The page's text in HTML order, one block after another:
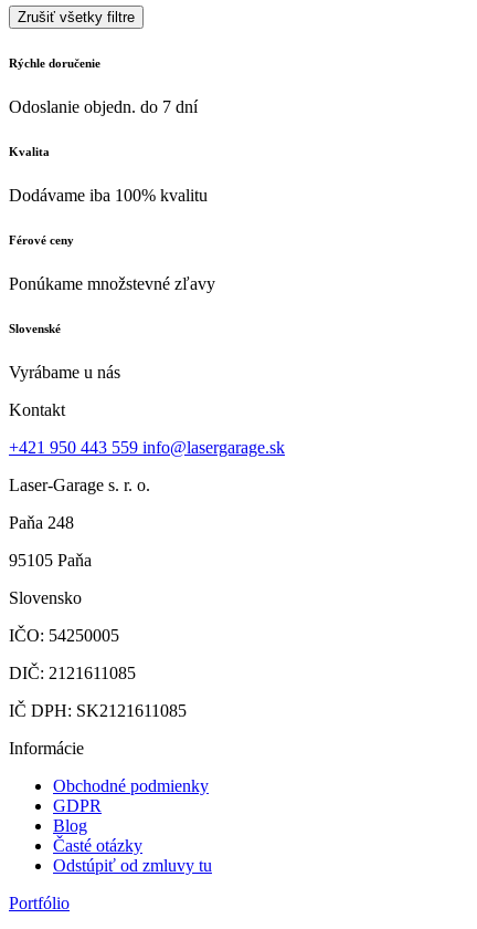
Zrušiť všetky filtre
Rýchle doručenie
Odoslanie objedn. do 7 dní
Kvalita
Dodávame iba 100% kvalitu
Férové ceny
Ponúkame množstevné zľavy
Slovenské
Vyrábame u nás
Kontakt
+421 950 443 559 info@lasergarage.sk
Laser-Garage s. r. o.
Paňa 248
95105 Paňa
Slovensko
IČO: 54250005
DIČ: 2121611085
IČ DPH: SK2121611085
Informácie
Obchodné podmienky
GDPR
Blog
Časté otázky
Odstúpiť od zmluvy tu
Portfólio